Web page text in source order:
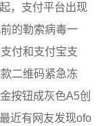
，支付平台出现
的勒索病毒一
付和支付宝支
二维码紧急冻
按钮成灰色A5创
近有网友发现ofo